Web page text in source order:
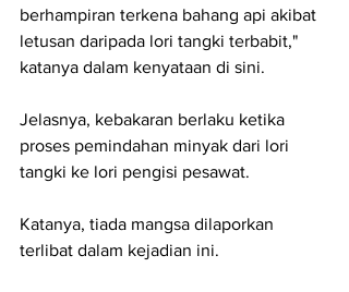
berhampiran terkena bahang api akibat
letusan daripada lori tangki terbabit,"
katanya dalam kenyataan di sini.
Jelasnya, kebakaran berlaku ketika
proses pemindahan minyak dari lori
tangki ke lori pengisi pesawat.
Katanya, tiada mangsa dilaporkan
terlibat dalam kejadian ini.